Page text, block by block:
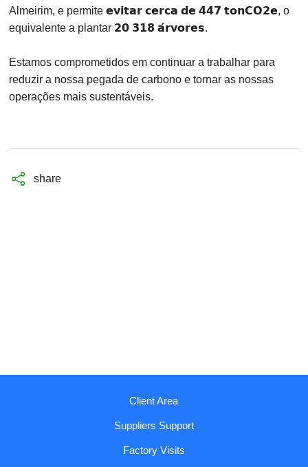
Almeirim, e permite 𝗲𝘃𝗶𝘁𝗮𝗿 𝗰𝗲𝗿𝗰𝗮 𝗱𝗲 𝟰𝟰𝟳 𝘁𝗼𝗻𝗖𝗢𝟮𝗲, o
equivalente a plantar 𝟮𝟬 𝟯𝟭𝟴 𝗮́𝗿𝘃𝗼𝗿𝗲𝘀.
Estamos comprometidos em continuar a trabalhar para
reduzir a nossa pegada de carbono e tornar as nossas
operações mais sustentáveis.
share
Client Area
Suppliers Support
Factory Visits